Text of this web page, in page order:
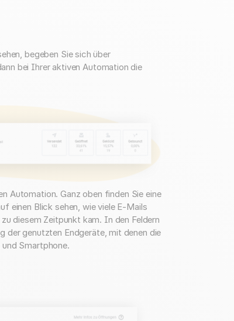
begeben Sie sich über
bei Ihrer aktiven Automation die
Automation. Ganz oben finden Sie eine
einen Blick sehen, wie viele E-Mails
diesem Zeitpunkt kam. In den Feldern
der genutzten Endgeräte, mit denen die
Smartphone.